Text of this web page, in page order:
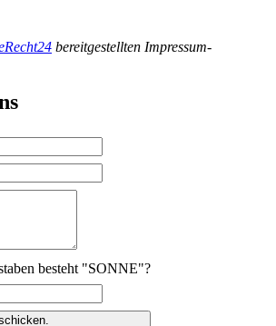
bereitgestellten Impressum-
besteht "SONNE"?